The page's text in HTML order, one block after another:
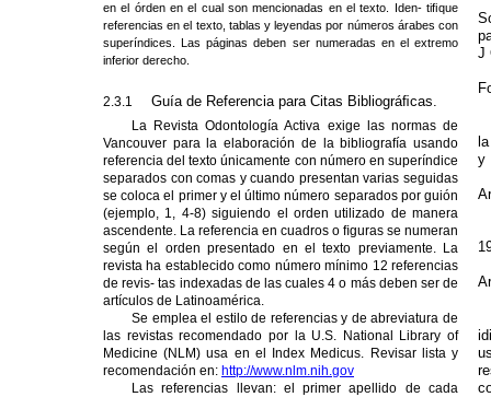
en el órden en el cual son mencionadas en el texto. Iden- tiﬁque
referencias en el texto, tablas y leyendas por números árabes con
superíndices. Las páginas deben ser numeradas en el extremo
inferior derecho.
2.3.1 Guía de Referencia para Citas Bibliográﬁcas.
La Revista Odontología Activa exige las normas de
Vancouver para la elaboración de la bibliografía usando
referencia del texto únicamente con número en superíndice
separados con comas y cuando presentan varias seguidas
se coloca el primer y el último número separados por guión
(ejemplo, 1, 4-8)siguiendo el orden utilizado de manera
ascendente. La referencia en cuadros o ﬁguras se numeran
según el orden presentado en el texto previamente. La
revista ha establecido como número mínimo 12 referencias
de revis- tas indexadas de las cuales 4 o más deben ser de
artículos de Latinoamérica.
Se emplea el estilo de referencias y de abreviatura de
las revistas recomendado por la U.S. National Library of
Medicine (NLM) usa en el Index Medicus. Revisar lista y
recomendación en: http://www.nlm.nih.gov
Las referencias llevan: el primer apellido de cada
J
y